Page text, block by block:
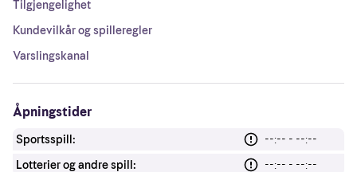
Tilgjengelighet
Kundevilkår og spilleregler
Varslingskanal
Åpningstider
Sportsspill:
--:-- - --:--
Lotterier og andre spill:
--:-- - --:--